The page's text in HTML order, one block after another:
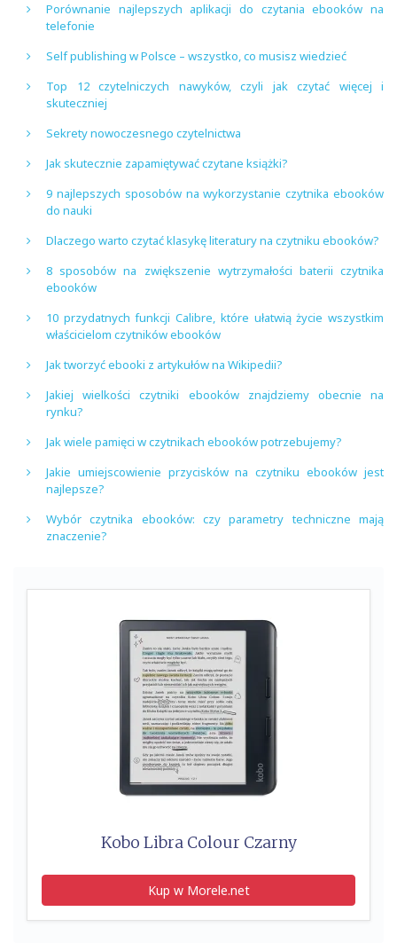
Porównanie najlepszych aplikacji do czytania ebooków na
telefonie
Self publishing w Polsce – wszystko, co musisz wiedzieć
Top 12 czytelniczych nawyków, czyli jak czytać więcej i
skuteczniej
Sekrety nowoczesnego czytelnictwa
Jak skutecznie zapamiętywać czytane książki?
9 najlepszych sposobów na wykorzystanie czytnika ebooków
do nauki
Dlaczego warto czytać klasykę literatury na czytniku ebooków?
8 sposobów na zwiększenie wytrzymałości baterii czytnika
ebooków
10 przydatnych funkcji Calibre, które ułatwią życie wszystkim
właścicielom czytników ebooków
Jak tworzyć ebooki z artykułów na Wikipedii?
Jakiej wielkości czytniki ebooków znajdziemy obecnie na
rynku?
Jak wiele pamięci w czytnikach ebooków potrzebujemy?
Jakie umiejscowienie przycisków na czytniku ebooków jest
najlepsze?
Wybór czytnika ebooków: czy parametry techniczne mają
znaczenie?
Kobo Libra Colour Czarny
Kup w Morele.net